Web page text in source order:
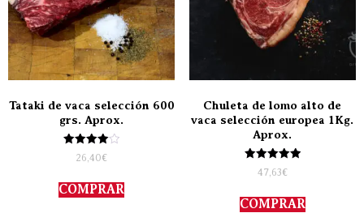
Tataki de vaca selección 600
grs. Aprox.
Valorado
con
de 5
26,40€
COMPRAR
Chuleta de lomo alto de
vaca selección europea 1Kg.
Aprox.
Valorado
con
de 5
47,63€
COMPRAR